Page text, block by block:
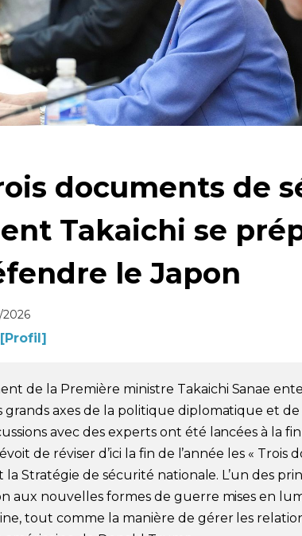
documents de
Takaichi se
le Japon
2026
[Profil]
de la Première ministre Takaichi Sanae
axes de la politique diplomatique et
avec des experts ont été lancées à la
de réviser d’ici la fin de l’année les « Trois
la Stratégie de sécurité nationale. L’un des
aux nouvelles formes de guerre mises en
tout comme la manière de gérer les